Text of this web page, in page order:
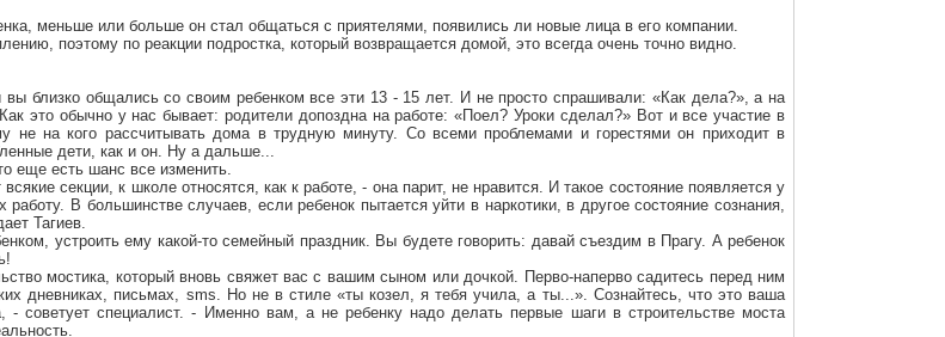
меньше или больше он стал общаться с приятелями, появились ли новые лица в его компании.
поэтому по реакции подростка, который возвращается домой, это всегда очень точно видно.
близко общались со своим ребенком все эти 13 - 15 лет. И не просто спрашивали: «Как дела?», а на
это обычно у нас бывает: родители допоздна на работе: «Поел? Уроки сделал?» Вот и все участие в
не на кого рассчитывать дома в трудную минуту. Со всеми проблемами и горестями он приходит в
дети, как и он. Ну а дальше...
еще есть шанс все изменить.
секции, к школе относятся, как к работе, - она парит, не нравится. И такое состояние появляется у
В большинстве случаев, если ребенок пытается уйти в наркотики, в другое состояние сознания,
Тагиев.
устроить ему какой-то семейный праздник. Вы будете говорить: давай съездим в Прагу. А ребенок
мостика, который вновь свяжет вас с вашим сыном или дочкой. Перво-наперво садитесь перед ним
дневниках, письмах, sms. Но не в стиле «ты козел, я тебя учила, а ты...». Сознайтесь, что это ваша
советует специалист. - Именно вам, а не ребенку надо делать первые шаги в строительстве моста